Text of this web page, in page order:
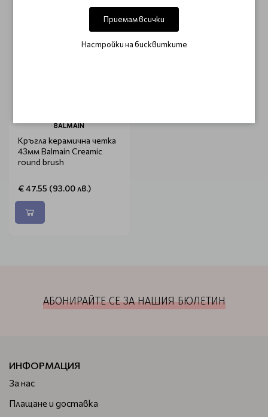
BALMAIN
Кръгла керамична четка
43мм Balmain Creamic
round brush
€ 47.55 (93.00 лв.)
АБОНИРАЙТЕ СЕ ЗА НАШИЯ БЮЛЕТИН
ИНФОРМАЦИЯ
За нас
Плащане и доставка
Приемам всички
Настройки на бисквитките